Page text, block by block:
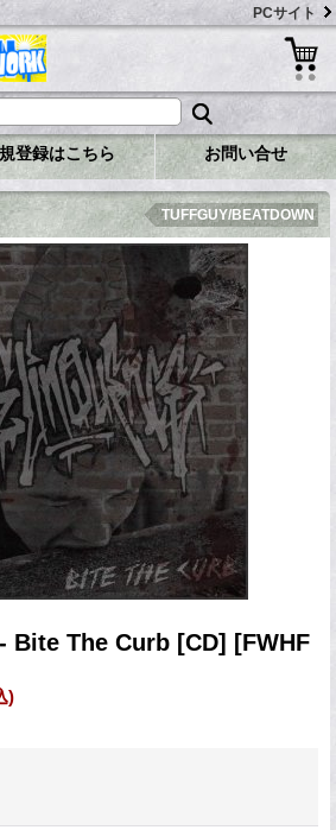
PCサイト
登録はこちら お問い合せ
TUFFGUY/BEATDOWN
Bite The Curb [CD] [FWHF
)